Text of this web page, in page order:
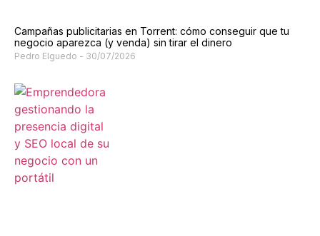
Campañas publicitarias en Torrent: cómo conseguir que tu
negocio aparezca (y venda) sin tirar el dinero
Pedro Elguedo 30/07/2026